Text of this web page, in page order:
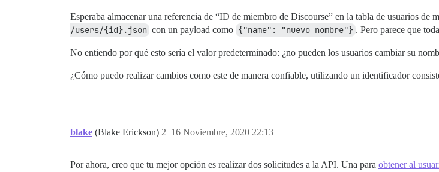
Esperaba almacenar una referencia de “ID de miembro de Discourse” en la tabla de usuarios
/users/{id}.json con un payload como {"name": "nuevo nombre"} . Pero parece que
No entiendo por qué esto sería el valor predeterminado: ¿no pueden los usuarios cambiar su
¿Cómo puedo realizar cambios como este de manera confiable, utilizando un identificador
blake (Blake Erickson) 16 Noviembre, 2020 22:13
2
Por ahora, creo que tu mejor opción es realizar dos solicitudes a la API. Una para obtener al